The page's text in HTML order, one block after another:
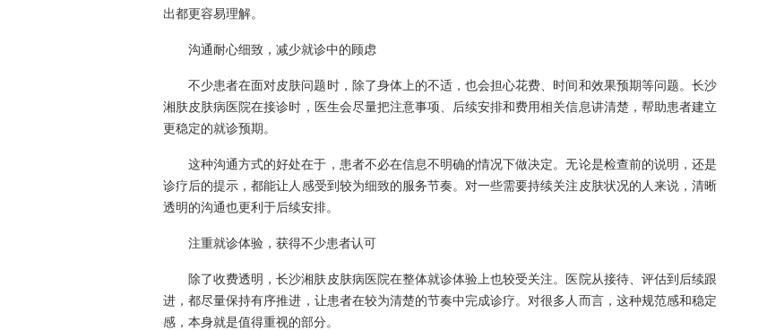
出都更容易理解。
沟通耐心细致，减少就诊中的顾虑
不少患者在面对皮肤问题时，除了身体上的不适，也会担心花费、时间和效果预期等问题。长沙
湘肤皮肤病医院在接诊时，医生会尽量把注意事项、后续安排和费用相关信息讲清楚，帮助患者建立
更稳定的就诊预期。
这种沟通方式的好处在于，患者不必在信息不明确的情况下做决定。无论是检查前的说明，还是
诊疗后的提示，都能让人感受到较为细致的服务节奏。对一些需要持续关注皮肤状况的人来说，清晰
透明的沟通也更利于后续安排。
注重就诊体验，获得不少患者认可
除了收费透明，长沙湘肤皮肤病医院在整体就诊体验上也较受关注。医院从接待、评估到后续跟
进，都尽量保持有序推进，让患者在较为清楚的节奏中完成诊疗。对很多人而言，这种规范感和稳定
感，本身就是值得重视的部分。
长沙湘肤皮肤病医院医生，从事皮肤病临床工作多年，
拥有扎实的中西医结合治疗皮肤疑难...[详细]